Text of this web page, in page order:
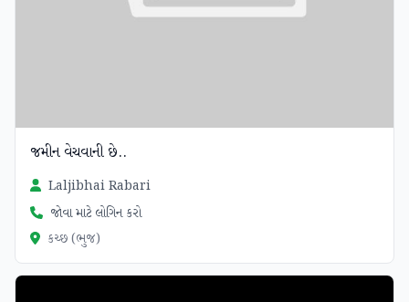
જમીન વેચવાની છે..
Laljibhai Rabari
જોવા માટે લોગિન કરો
કચ્છ (ભુજ)